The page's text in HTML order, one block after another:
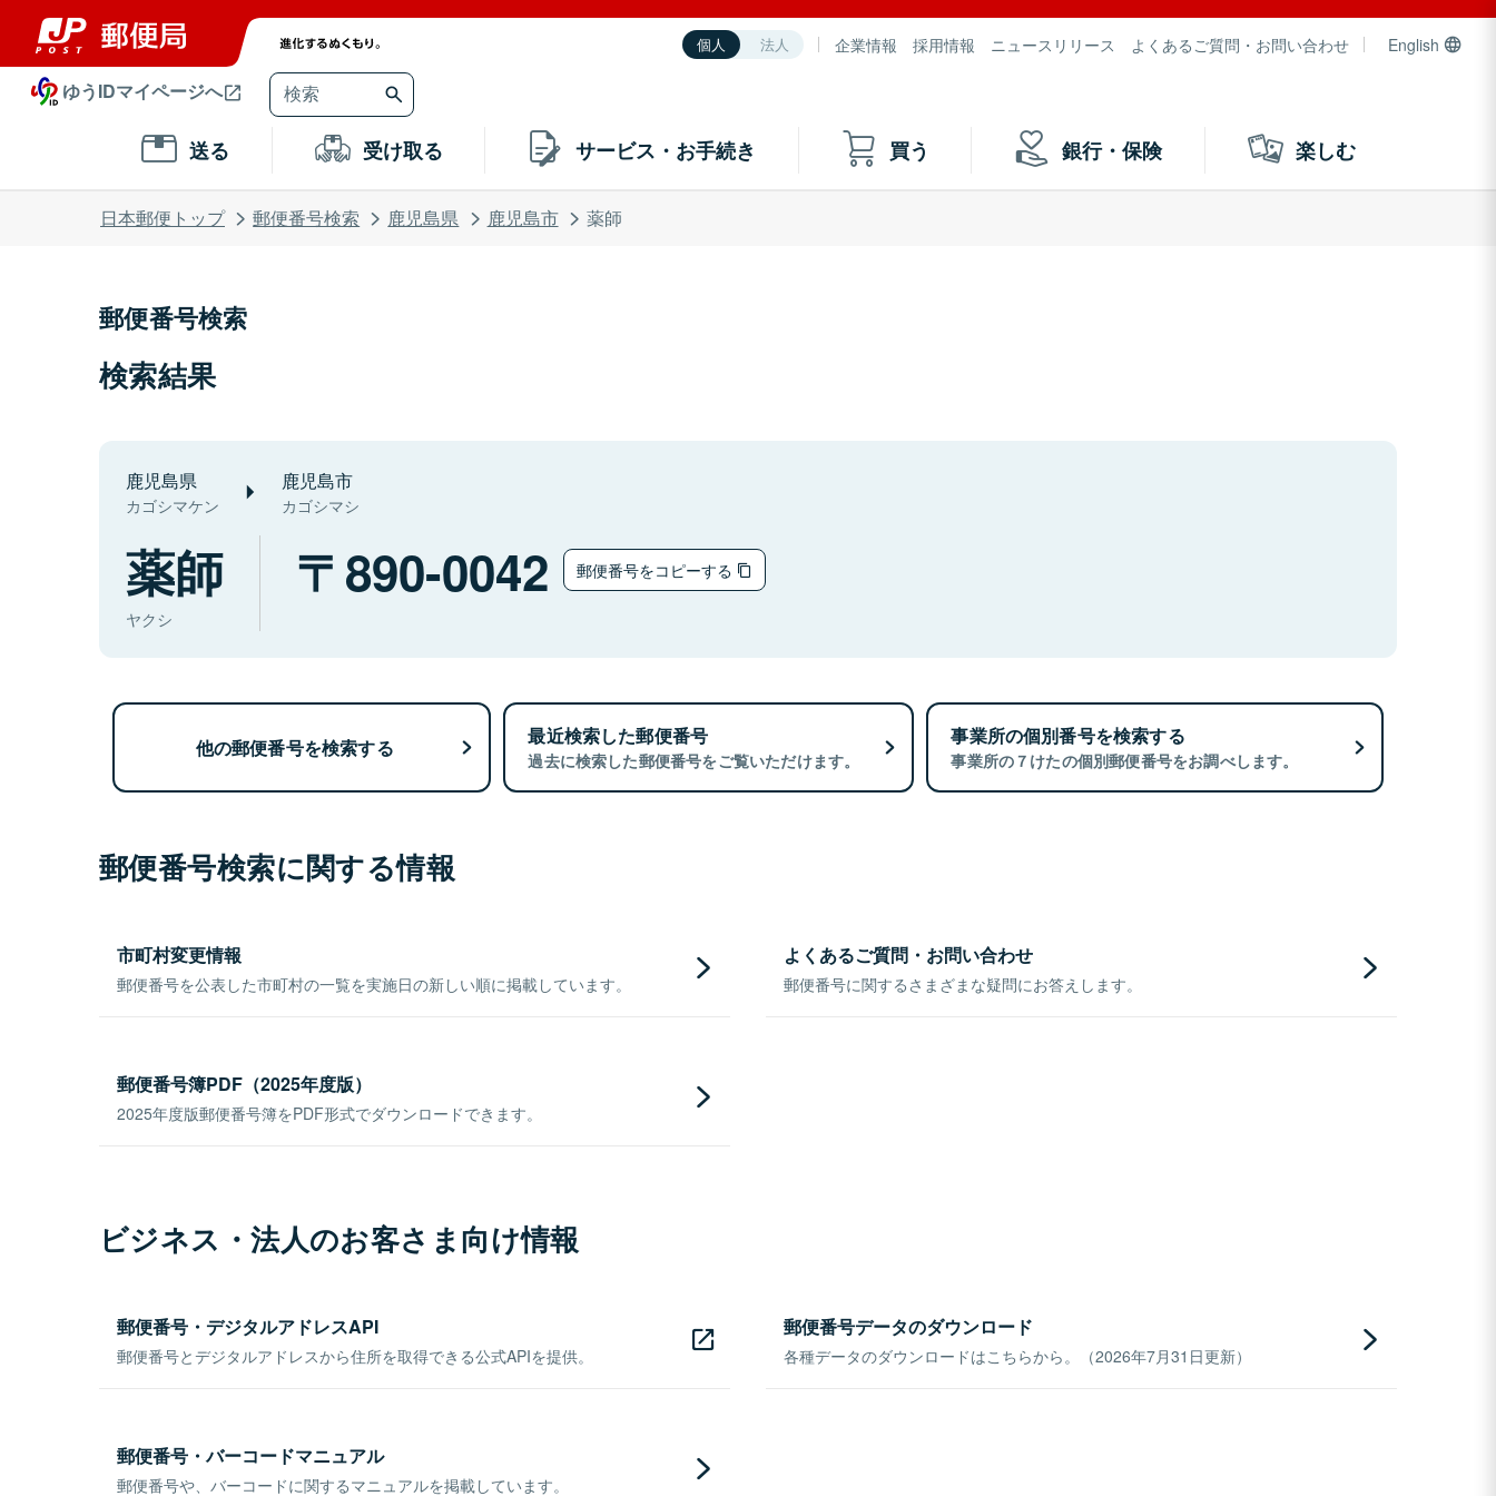
個人 法人 企業情報 採用情報 ニュースリリース よくあるご質問・お問い合わせ English
ゆうIDマイページへ
送る 受け取る サービス・お手続き 買う 銀行・保険 楽しむ
日本郵便トップ 郵便番号検索 鹿児島県 鹿児島市 薬師
郵便番号検索
検索結果
鹿児島県
カゴシマケン
鹿児島市
カゴシマシ
薬師
ヤクシ
890-0042 郵便番号をコピーする
他の郵便番号を検索する 最近検索した郵便番号
過去に検索した郵便番号をご覧いただけます。
事業所の個別番号を検索する
事業所の７けたの個別郵便番号をお調べします。
郵便番号検索に関する情報
市町村変更情報
郵便番号を公表した市町村の一覧を実施日の新しい順に掲載しています。
よくあるご質問・お問い合わせ
郵便番号に関するさまざまな疑問にお答えします。
郵便番号簿PDF（2025年度版）
2025年度版郵便番号簿をPDF形式でダウンロードできます。
ビジネス・法人のお客さま向け情報
郵便番号・デジタルアドレスAPI
郵便番号とデジタルアドレスから住所を取得できる公式APIを提供。
郵便番号データのダウンロード
各種データのダウンロードはこちらから。（2026年7月31日更新）
郵便番号・バーコードマニュアル
郵便番号や、バーコードに関するマニュアルを掲載しています。